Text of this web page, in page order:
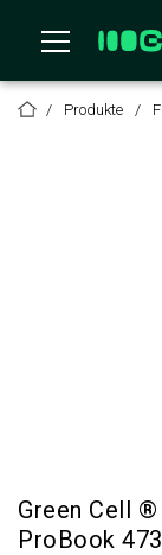
Produkte
Green Cell
ProBook